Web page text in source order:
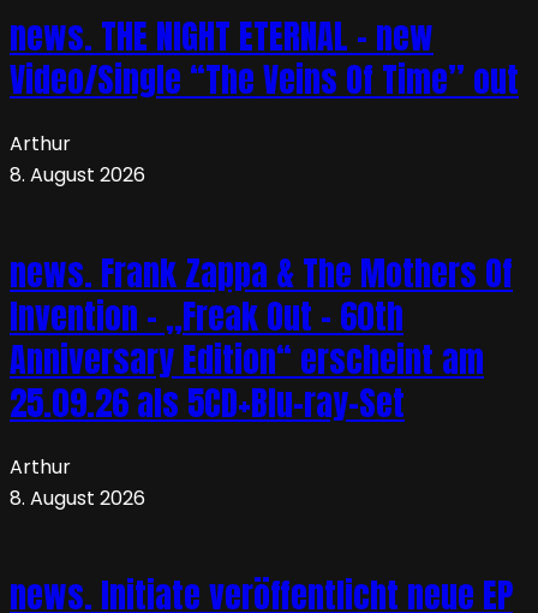
news. THE NIGHT ETERNAL – new
Video/Single “The Veins Of Time” out
Arthur
8. August 2026
news. Frank Zappa & The Mothers Of
Invention – „Freak Out – 60th
Anniversary Edition“ erscheint am
25.09.26 als 5CD+Blu-ray-Set
Arthur
8. August 2026
news. Initiate veröffentlicht neue EP